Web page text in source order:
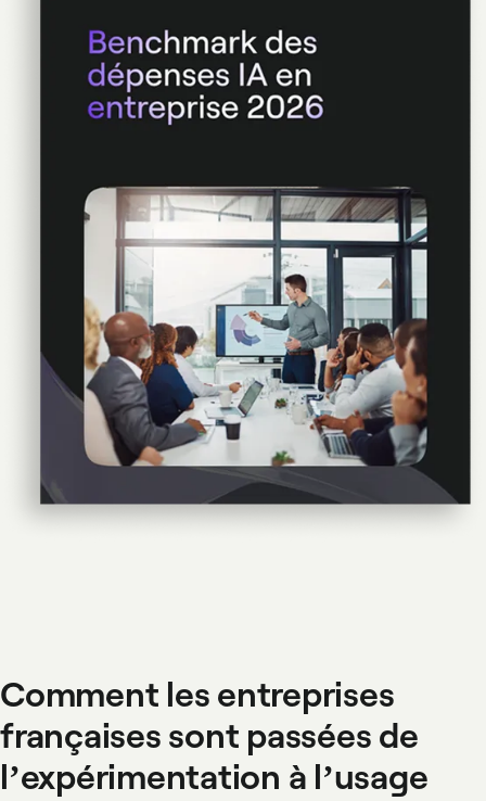
Comment les entreprises
françaises sont passées de
l’expérimentation à l’usage